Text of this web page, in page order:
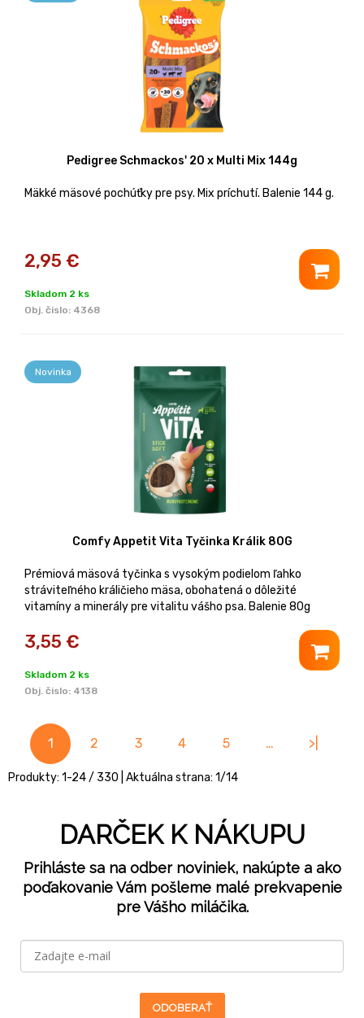
Pedigree Schmackos' 20 x Multi Mix 144g
Mäkké mäsové pochúťky pre psy. Mix príchutí. Balenie 144 g.
2,95 €
Skladom 2 ks
Obj. čislo: 4368
Novinka
Comfy Appetit Vita Tyčinka Králik 80G
Prémiová mäsová tyčinka s vysokým podielom ľahko
stráviteľného králičieho mäsa, obohatená o dôležité
vitamíny a minerály pre vitalitu vášho psa. Balenie 80g
3,55 €
Skladom 2 ks
Obj. čislo: 4138
1 2 3 4 5 … >|
Produkty: 1-24/ 330 | Aktuálna strana: 1/14
DARČEK K NÁKUPU
Prihláste sa na odber noviniek, nakúpte a ako
poďakovanie Vám pošleme malé prekvapenie
pre Vášho miláčika.
ODOBERAŤ